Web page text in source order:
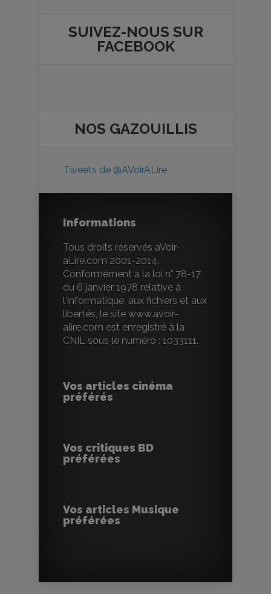
SUIVEZ-NOUS SUR
FACEBOOK
NOS GAZOUILLIS
Tweets de @AVoirALire
Informations
Tous droits réservés aVoir-
aLire.com 2001-2014.
Conformément à la loi n° 78-17
du 6 janvier 1978 relative à
l'informatique, aux fichiers et aux
libertés, le site www.avoir-
alire.com est enregistré à la
CNIL sous le numéro : 1033111.
Vos articles cinéma
préférés
Vos critiques BD
préférées
Vos articles Musique
préférées